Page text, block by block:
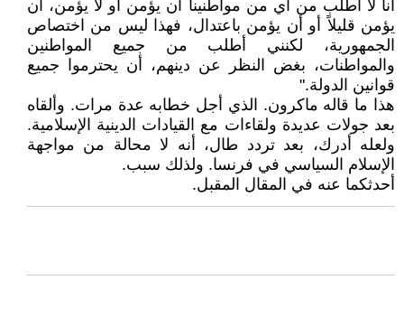
أنا لا أطلب من أي من مواطنينا أن يؤمن أو لا يؤمن، أن
يؤمن قليلاً أو أن يؤمن باعتدال، فهذا ليس من اختصاص
الجمهورية، لكنني أطلب من جميع المواطنين
والمواطنات، بغض النظر عن دينهم، أن يحترموا جميع
قوانين الدولة."
هذا ما قاله ماكرون. الذي أجل خطابه عدة مرات. وألقاه
بعد جولات عديدة ولقاءات مع القيادات الدينية الإسلامية.
ولعله أدرك، بعد تردد طال، أنه لا محالة من مواجهة
الإسلام السياسي في فرنسا. ولذلك سبب.
أحدثكما عنه في المقال المقبل.